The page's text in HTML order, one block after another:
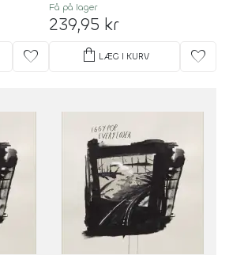
favorite
Få på lager
239,95 kr
shopping_bag LÆG I KURV favorite